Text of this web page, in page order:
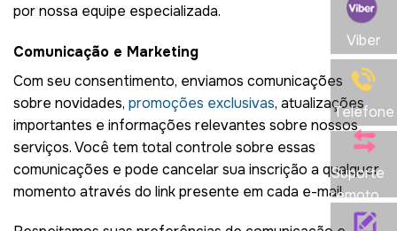
por nossa equipe especializada.
Comunicação e Marketing
Com seu consentimento, enviamos comunicações
sobre novidades, promoções exclusivas, atualizações
importantes e informações relevantes sobre nossos
serviços. Você tem total controle sobre essas
comunicações e pode cancelar sua inscrição a qualquer
momento através do link presente em cada e-mail.
Viber
Telefone
Suporte
remoto